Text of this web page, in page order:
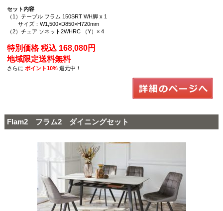
セット内容
（1）テーブル フラム 150SRT WH脚 x 1
サイズ：W1,500×D850×H720mm
（2）チェア ソネット2WHRC （Y）× 4
特別価格 税込 168,080円
地域限定送料無料
さらに ポイント10%還元中！
Flam2 フラム2 ダイニングセット